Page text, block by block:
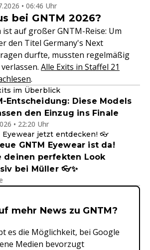
• 06:46 Uhr
bei GNTM 2026?
ist auf großer GNTM-Reise: Um
den Titel Germany's Next
durfte, mussten regelmäßig
Alle Exits in Staffel 21
.
im Überblick
Entscheidung: Diese Models
den Einzug ins Finale
• 22:20 Uhr
Eyewear jetzt entdecken! 👓
GNTM Eyewear ist da!
deinen perfekten Look
bei Müller 👓✨
Hinweise &
mehr News zu GNTM?
es die Möglichkeit, bei Google
Medien bevorzugt